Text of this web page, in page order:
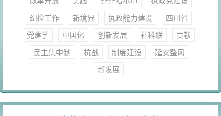
纪检工作
新境界 执政能力建设
四川省
党建学
中国化 创新发展 社科联
贡献
民主集中制
抗战 制度建设
延安整风
新发展